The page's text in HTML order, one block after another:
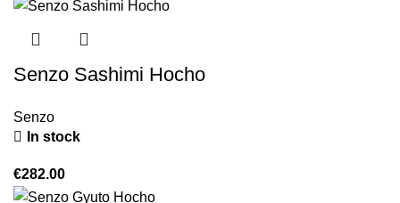
Senzo Sashimi Hocho
Senzo
In stock
€282.00